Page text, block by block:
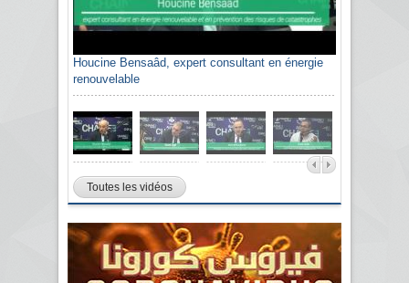
Houcine Bensaâd, expert consultant en énergie
renouvelable
Toutes les vidéos